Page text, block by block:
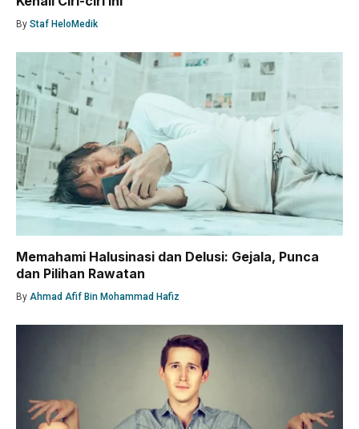
By Staf HeloMedik
Memahami Halusinasi dan Delusi: Gejala, Punca
dan Pilihan Rawatan
By Ahmad Afif Bin Mohammad Hafiz